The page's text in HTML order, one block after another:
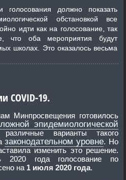
должно показать
обстановкой все
идти как на голосование, так
школах. Это оказалось весьма
COVID-19.
По первоначальным планам Минпросвещения готовилось
эпидемиологической
варианты такого
законодательном уровне. Но
изменить это решение.
2020 года голосование по
на 1 июля 2020 года.